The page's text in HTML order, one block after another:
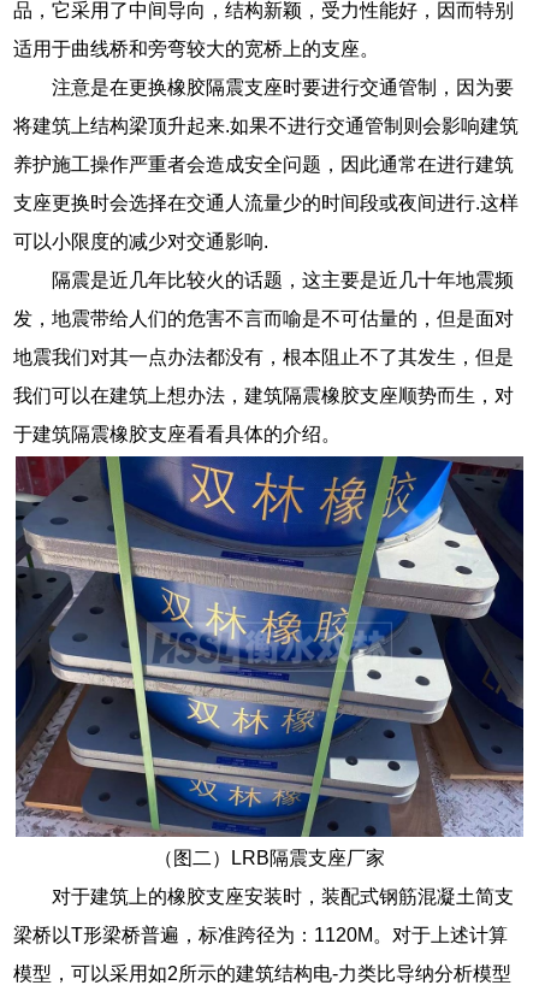
品，它采用了中间导向，结构新颖，受力性能好，因而特别
适用于曲线桥和旁弯较大的宽桥上的支座。
注意是在更换橡胶隔震支座时要进行交通管制，因为要
将建筑上结构梁顶升起来.如果不进行交通管制则会影响建筑
养护施工操作严重者会造成安全问题，因此通常在进行建筑
支座更换时会选择在交通人流量少的时间段或夜间进行.这样
可以小限度的减少对交通影响.
隔震是近几年比较火的话题，这主要是近几十年地震频
发，地震带给人们的危害不言而喻是不可估量的，但是面对
地震我们对其一点办法都没有，根本阻止不了其发生，但是
我们可以在建筑上想办法，建筑隔震橡胶支座顺势而生，对
于建筑隔震橡胶支座看看具体的介绍。
（图二）LRB隔震支座厂家
对于建筑上的橡胶支座安装时，装配式钢筋混凝土简支
梁桥以T形梁桥普遍，标准跨径为：1120M。对于上述计算
模型，可以采用如2所示的建筑结构电-力类比导纳分析模型